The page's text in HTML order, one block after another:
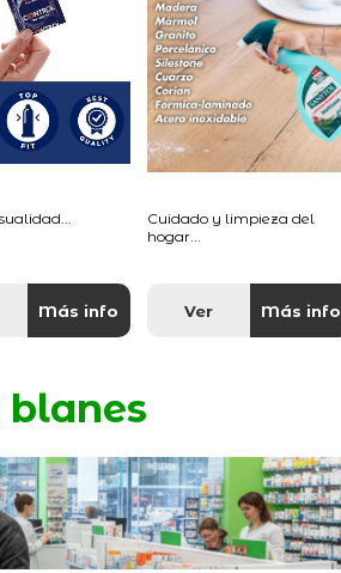
Más info
Cuidado y limpieza del
hogar...
Ver Más info